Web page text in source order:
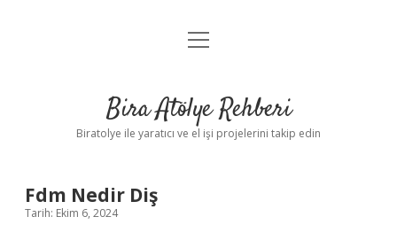
Anasayfa
Yasal Uyarı
menüyü
Bira Atölye Rehberi
Biratolye ile yaratıcı ve el işi projelerini takip edin
Fdm Nedir Diş
Tarih: Ekim 6, 2024